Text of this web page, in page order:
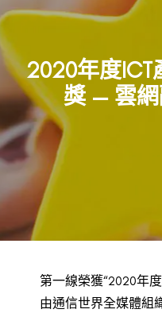
2020年度ICT
獎 — 雲
獎項及殊榮
2020
第一線榮獲“2020年
由通信世界全媒體組